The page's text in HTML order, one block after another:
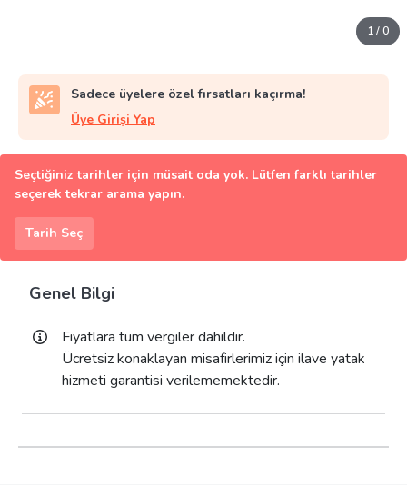
1/0
Sadece üyelere özel fırsatları kaçırma!
Üye Girişi Yap
Seçtiğiniz tarihler için müsait oda yok. Lütfen farklı tarihler
seçerek tekrar arama yapın.
Tarih Seç
Genel Bilgi
Fiyatlara tüm vergiler dahildir.
Ücretsiz konaklayan misafirlerimiz için ilave yatak
hizmeti garantisi verilememektedir.